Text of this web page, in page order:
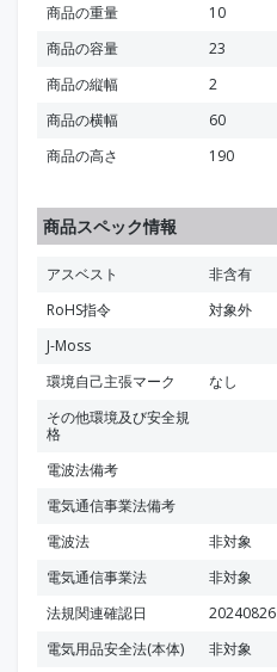
商品の重量
10
商品の容量
23
商品の縦幅
2
商品の横幅
60
商品の高さ
190
商品スペック情報
アスベスト
非含有
RoHS指令
対象外
J-Moss
環境自己主張マーク
なし
その他環境及び安全規
格
電波法備考
電気通信事業法備考
電波法
非対象
電気通信事業法
非対象
法規関連確認日
20240826
電気用品安全法(本体)
非対象